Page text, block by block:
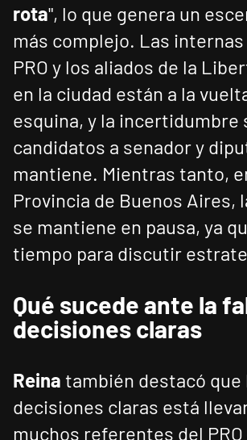
rota", lo que genera un
más complejo. Las
PRO y los aliados de la
en la ciudad están a la
esquina, y la incertidumbre
candidatos a senador y
mantiene. Mientras tanto,
Provincia de Buenos Aires,
se mantiene en pausa, ya
tiempo para discutir
Qué sucede ante la
decisiones claras
Reina también destacó que
decisiones claras está
muchos referentes del PRO